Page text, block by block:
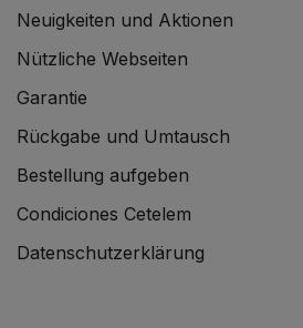
Neuigkeiten und Aktionen
Nützliche Webseiten
Garantie
Rückgabe und Umtausch
Bestellung aufgeben
Condiciones Cetelem
Datenschutzerklärung